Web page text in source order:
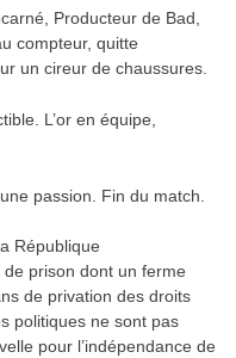
Producteur de Bad,
compteur, quitte
un cireur de chaussures.
L’or en équipe,
passion. Fin du match.
République
de prison dont un ferme
de privation des droits
politiques ne sont pas
pour l’indépendance de